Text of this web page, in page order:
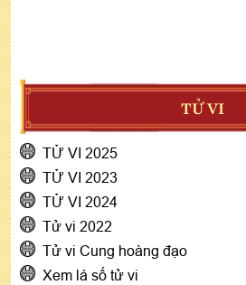
TỬ VI
TỬ VI 2025
TỬ VI 2023
TỬ VI 2024
Tử vi 2022
Tử vi Cung hoàng đạo
Xem lá số tử vi